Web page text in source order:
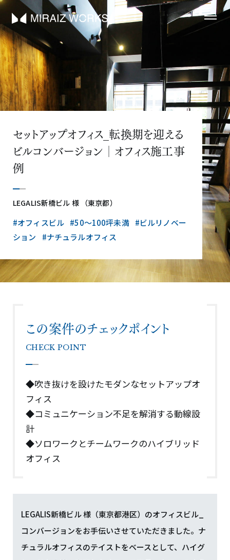
セットアップオフィス_転換期を迎える
ビルコンバージョン│オフィス施工事
例
LEGALIS新橋ビル 様 （東京都）
#オフィスビル #50〜100坪未満 #ビルリノベー
ション
#ナチュラルオフィス
この案件のチェックポイント
CHECK POINT
◆吹き抜けを設けたモダンなセットアップオ
フィス
◆コミュニケーション不足を解消する動線設
計
◆ソロワークとチームワークのハイブリッド
オフィス
LEGALIS新橋ビル 様（東京都港区）のオフィスビル_
コンバージョンをお手伝いさせていただきました。ナ
チュラルオフィスのテイストをベースとして、ハイグ